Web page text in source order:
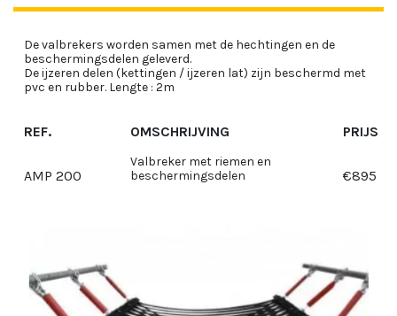
De valbrekers worden samen met de hechtingen en de
beschermingsdelen geleverd.
De ijzeren delen (kettingen / ijzeren lat) zijn beschermd met
pvc en rubber. Lengte : 2m
REF. OMSCHRIJVING PRIJS
AMP 200
Valbreker met riemen en
beschermingsdelen
€895